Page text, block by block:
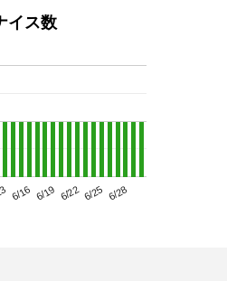
イス数
6/16 6/19 6/22 6/25 6/28